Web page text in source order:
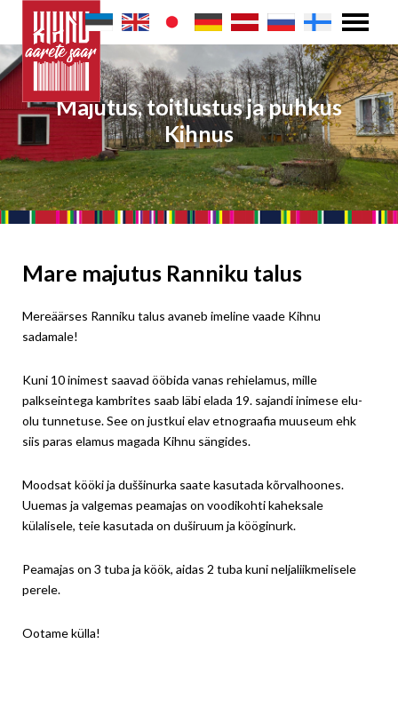
Majutus, toitlustus ja puhkus
Kihnus
Mare majutus Ranniku talus
Mereäärses Ranniku talus avaneb imeline vaade Kihnu
sadamale!
Kuni 10 inimest saavad ööbida vanas rehielamus, mille
palkseintega kambrites saab läbi elada 19. sajandi inimese elu-
olu tunnetuse. See on justkui elav etnograafia muuseum ehk
siis paras elamus magada Kihnu sängides.
Moodsat kööki ja duššinurka saate kasutada kõrvalhoones.
Uuemas ja valgemas peamajas on voodikohti kaheksale
külalisele, teie kasutada on duširuum ja kööginurk.
Peamajas on 3 tuba ja köök, aidas 2 tuba kuni neljaliikmelisele
perele.
Ootame külla!